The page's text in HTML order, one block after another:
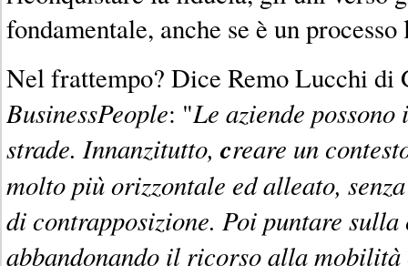
fondamentale, anche se è un processo
Nel frattempo? Dice Remo Lucchi di
BusinessPeople: "Le aziende
strade. Innanzitutto,creare un
molto più orizzontale ed alleato,
di contrapposizione. Poi puntare
abbandonando il ricorso alla mobilità